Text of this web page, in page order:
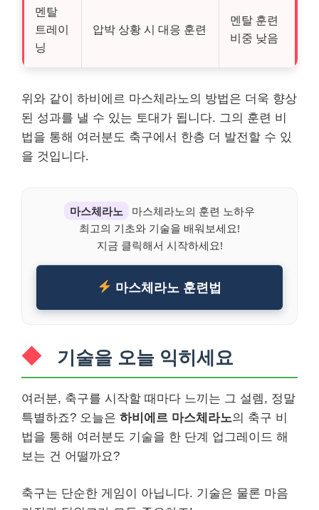
멘탈
트레이
닝
압박 상황 시 대응 훈련
멘탈 훈련
비중 낮음
위와 같이 하비에르 마스체라노의 방법은 더욱 향상
된 성과를 낼 수 있는 토대가 됩니다. 그의 훈련 비
법을 통해 여러분도 축구에서 한층 더 발전할 수 있
을 것입니다.
마스체라노
마스체라노의 훈련 노하우
최고의 기초와 기술을 배워보세요!
지금 클릭해서 시작하세요!
마스체라노 훈련법
기술을 오늘 익히세요
여러분, 축구를 시작할 때마다 느끼는 그 설렘, 정말
특별하죠? 오늘은 하비에르 마스체라노의 축구 비
법을 통해 여러분도 기술을 한 단계 업그레이드 해
보는 건 어떨까요?
축구는 단순한 게임이 아닙니다. 기술은 물론 마음